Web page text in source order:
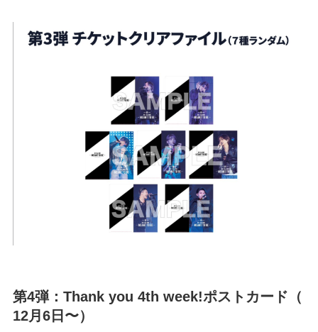
第4弾：Thank you 4th week!ポストカード（
12月6日〜）